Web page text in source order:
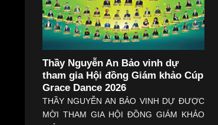
Thầy Nguyễn An Bảo vinh dự
tham gia Hội đồng Giám khảo Cúp
Grace Dance 2026
THẦY NGUYỄN AN BẢO VINH DỰ ĐƯỢC
MỜI THAM GIA HỘI ĐỒNG GIÁM KHẢO